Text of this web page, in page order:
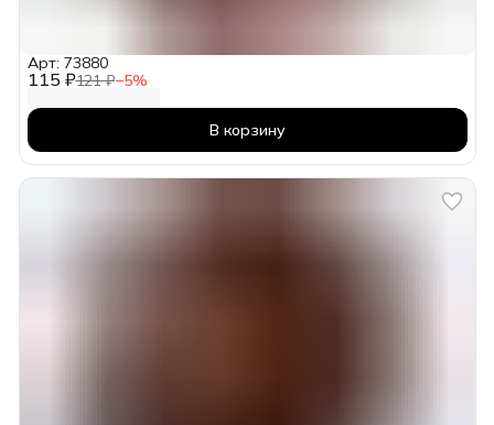
115 ₽121 ₽−5%
Арт: 73880
В корзину